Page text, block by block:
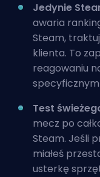
Jedynie
awaria
Steam,
klienta. To
reagowaniu
Test
mecz po
Steam. Jeśli
miałeś
usterkę